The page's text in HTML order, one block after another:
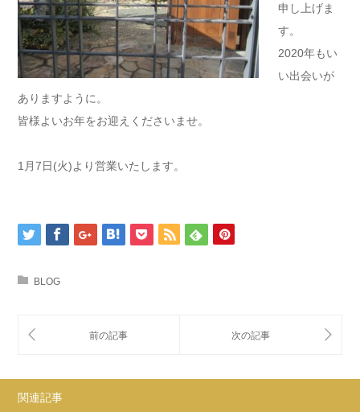
申し上げま
す。
2020年もい
い出会いが
ありますように。
皆様よいお年をお迎えくださいませ。
1月7日(火)より営業いたします。
BLOG
関連記事